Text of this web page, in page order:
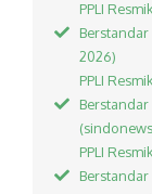
PPLI
2026)
PPLI
PPLI